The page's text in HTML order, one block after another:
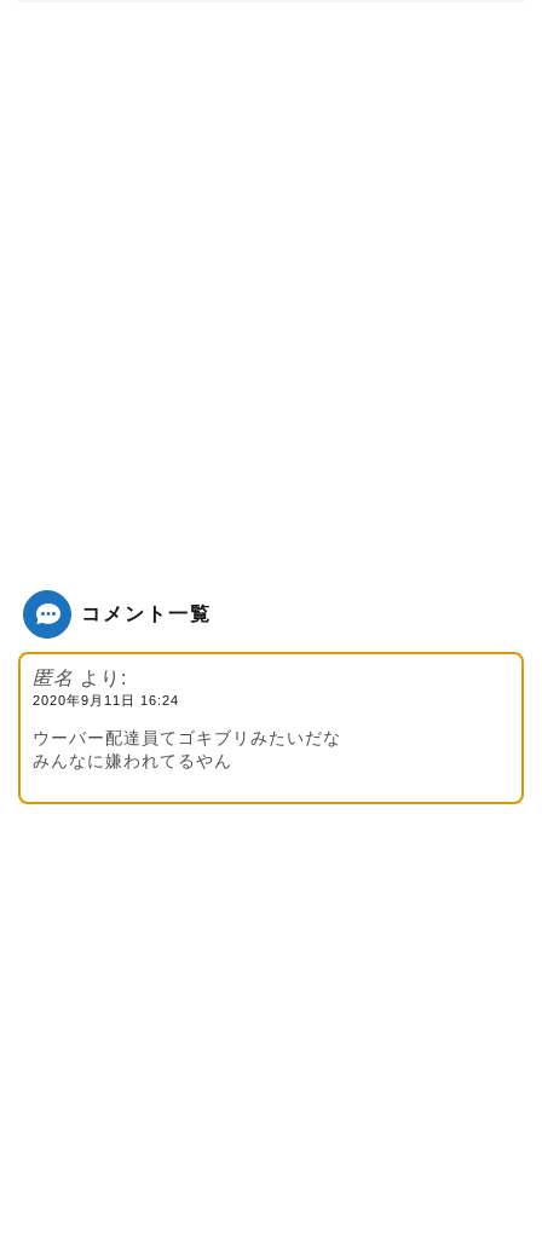
コメント一覧
匿名 より:
2020年9月11日 16:24
ウーバー配達員てゴキブリみたいだな
みんなに嫌われてるやん